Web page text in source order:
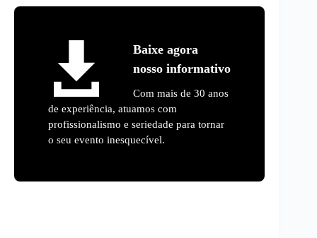
Baixe agora
nosso informativo
Com mais de 30 anos
de experiência, atuamos com
profissionalismo e seriedade para tornar
o seu evento inesquecível.